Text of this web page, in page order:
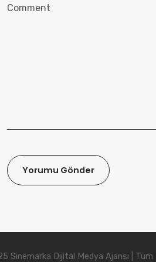
Sinemarka Dijital Medya Ajansı | Tüm